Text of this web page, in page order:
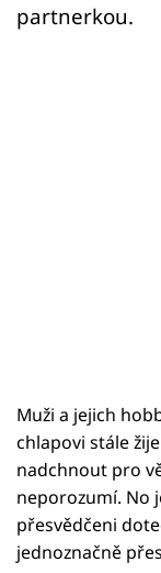
partnerkou.
Muži a jejich
chlapovi stále
nadchnout pro
neporozumí. No
přesvědčeni
jednoznačně